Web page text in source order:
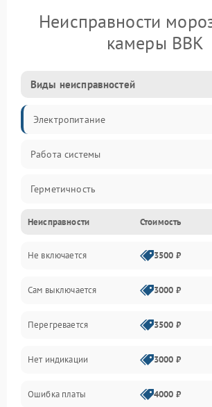
Неисправности
камеры BBK
Виды неисправностей
Электропитание
Работа системы
Герметичность
Механика
Неисправности Стоимость
Не включается 3500 ₽
Сам выключается 3000 ₽
Перегревается 3500 ₽
Нет индикации 3000 ₽
Ошибка платы 4000 ₽